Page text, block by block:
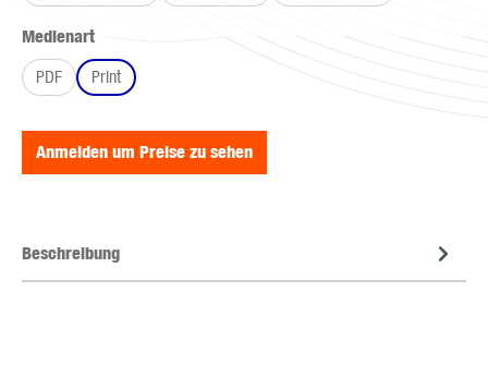
Medienartauswählen
PDF
Print
Anmelden um Preise zu sehen
Beschreibung